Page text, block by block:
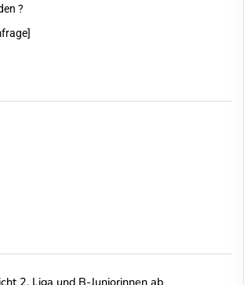
?
2. Liga und B-Juniorinnen ab